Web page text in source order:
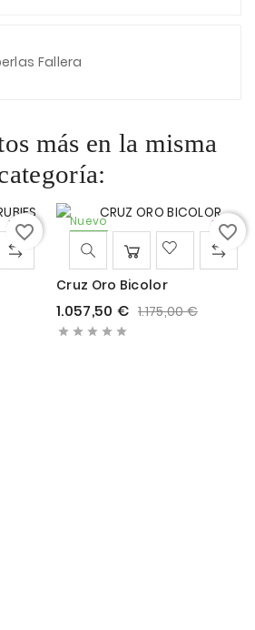
Fallera
más en la misma
-10%
favorite_border Nuevo -10%
Cruz Oro Bicolor
1.057,50 € 1.175,00 €
    
favorite_border